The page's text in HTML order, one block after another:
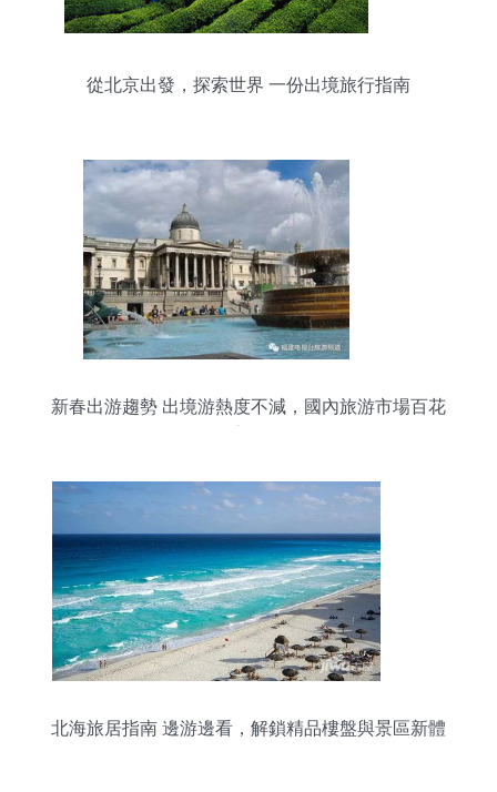
從北京出發，探索世界 一份出境旅行指南
新春出游趨勢 出境游熱度不減，國內旅游市場百花
北海旅居指南 邊游邊看，解鎖精品樓盤與景區新體